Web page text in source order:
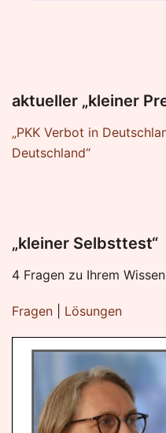
aktueller „kleiner
„PKK Verbot in
Deutschland“
„kleiner Selbsttest“
4 Fragen zu Ihrem
Fragen Lösungen